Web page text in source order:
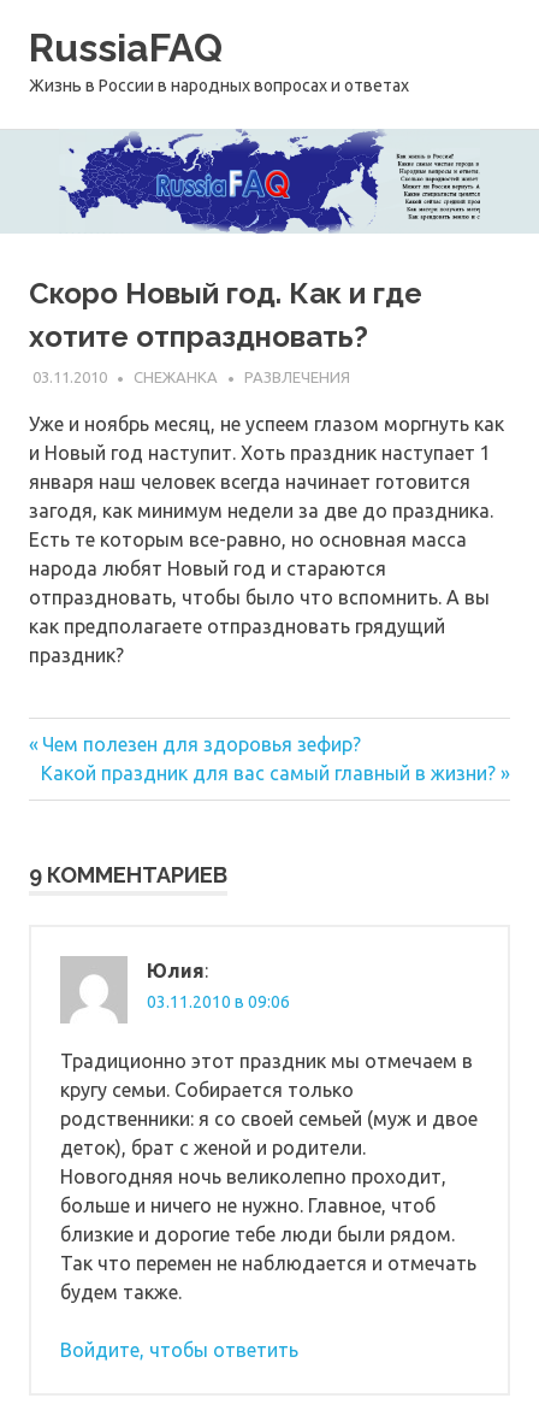
RussiaFAQ
Жизнь в России в народных вопросах и ответах
Скоро Новый год. Как и где
хотите отпраздновать?
03.11.2010 СНЕЖАНКА РАЗВЛЕЧЕНИЯ
Уже и ноябрь месяц, не успеем глазом моргнуть как
и Новый год наступит. Хоть праздник наступает 1
января наш человек всегда начинает готовится
загодя, как минимум недели за две до праздника.
Есть те которым все-равно, но основная масса
народа любят Новый год и стараются
отпраздновать, чтобы было что вспомнить. А вы
как предполагаете отпраздновать грядущий
праздник?
Навигация
по
Предыдущая
запись:
Чем полезен для здоровья зефир?
Следующая
запись:
Какой праздник для вас самый главный в жизни?
9 КОММЕНТАРИЕВ
Юлия:
03.11.2010 в 09:06
Традиционно этот праздник мы отмечаем в
кругу семьи. Собирается только
родственники: я со своей семьей (муж и двое
деток), брат с женой и родители.
Новогодняя ночь великолепно проходит,
больше и ничего не нужно. Главное, чтоб
близкие и дорогие тебе люди были рядом.
Так что перемен не наблюдается и отмечать
будем также.
Войдите, чтобы ответить